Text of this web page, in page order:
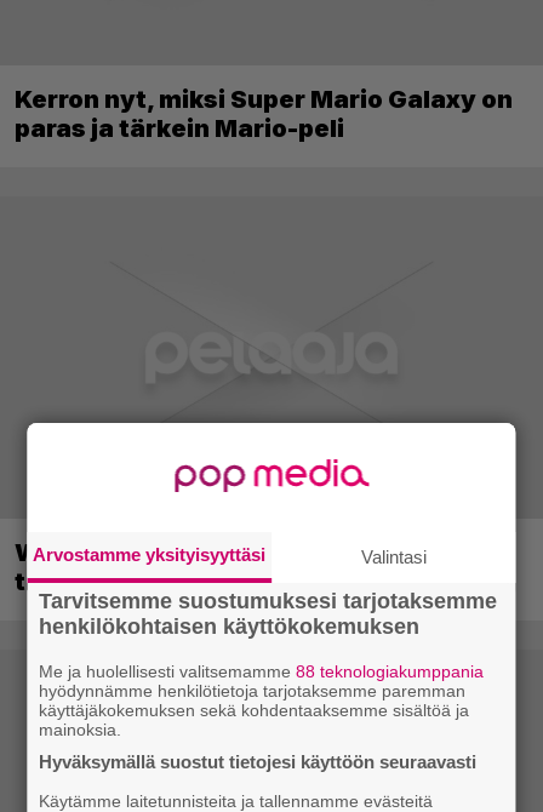
Kerron nyt, miksi Super Mario Galaxy on
paras ja tärkein Mario-peli
Wreckfest 2 sai rallienglannintäyteisen
trailerin
Arvostamme yksityisyyttäsi Valintasi
Tarvitsemme suostumuksesi tarjotaksemme
henkilökohtaisen käyttökokemuksen
Me ja huolellisesti valitsemamme88 teknologiakumppania
hyödynnämme henkilötietoja tarjotaksemme paremman
käyttäjäkokemuksen sekä kohdentaaksemme sisältöä ja
mainoksia.
Hyväksymällä suostut tietojesi käyttöön seuraavasti
Käytämme laitetunnisteita ja tallennamme evästeitä